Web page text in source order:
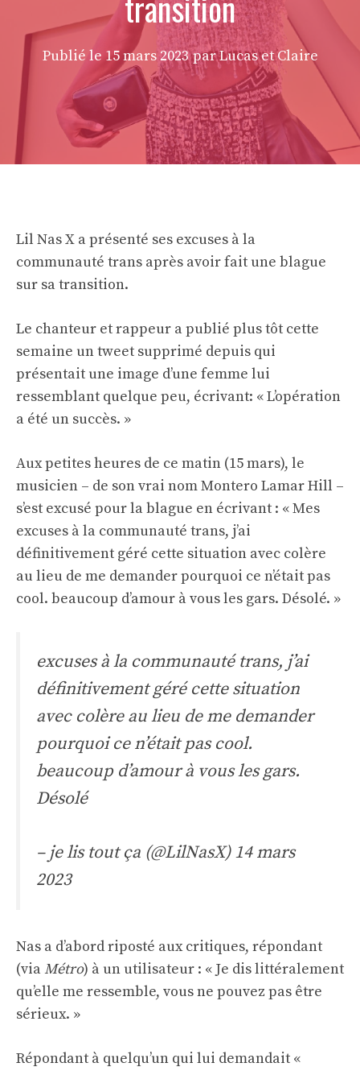
Publié le 15 mars 2023 par Lucas et Claire
Lil Nas X a présenté ses excuses à la
communauté trans après avoir fait une blague
sur sa transition.
Le chanteur et rappeur a publié plus tôt cette
semaine un tweet supprimé depuis qui
présentait une image d’une femme lui
ressemblant quelque peu, écrivant: « L’opération
a été un succès. »
Aux petites heures de ce matin (15 mars), le
musicien – de son vrai nom Montero Lamar Hill –
s’est excusé pour la blague en écrivant : « Mes
excuses à la communauté trans, j’ai
définitivement géré cette situation avec colère
au lieu de me demander pourquoi ce n’était pas
cool. beaucoup d’amour à vous les gars. Désolé. »
excuses à la communauté trans, j’ai
définitivement géré cette situation
avec colère au lieu de me demander
pourquoi ce n’était pas cool.
beaucoup d’amour à vous les gars.
Désolé
– je lis tout ça (@LilNasX)14 mars
2023
Nas a d’abord riposté aux critiques, répondant
(viaMétro) à un utilisateur : « Je dis littéralement
qu’elle me ressemble, vous ne pouvez pas être
sérieux. »
Répondant à quelqu’un qui lui demandait «